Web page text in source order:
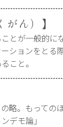
がん）】
とが一般的に
ションをとる
こと。
の略。もっての
デモ論」